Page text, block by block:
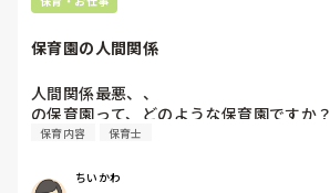
保育園の人間関係
人間関係最悪、、
の保育園って、どのような保育園ですか？
保育内容 保育士
ちいかわ